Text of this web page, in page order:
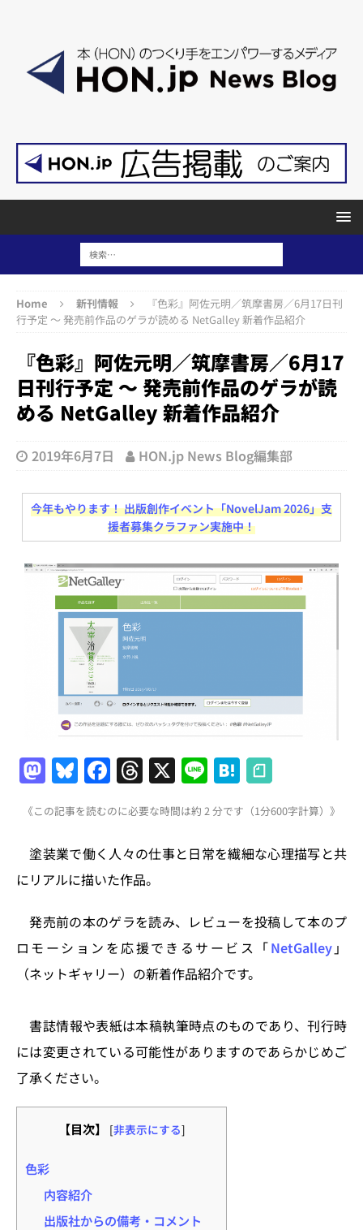
Home 新刊情報
『色彩』阿佐元明／筑摩書房／6月17日刊
行予定 ～ 発売前作品のゲラが読める NetGalley 新着作品紹介
『色彩』阿佐元明／筑摩書房／6月17
日刊行予定 ～ 発売前作品のゲラが読
める NetGalley 新着作品紹介
2019年6月7日 HON.jp News Blog編集部
今年もやります！ 出版創作イベント「NovelJam 2026」支
援者募集クラファン実施中！
M
a
st
o
d
n
Bl
u
e
s
k
F
a
c
e
b
o
k
T
h
re
a
d
X Li
n
e
H
at
e
n
《この記事を読むのに必要な時間は約 2 分です（1分600字計算）》
塗装業で働く人々の仕事と日常を繊細な心理描写と共
にリアルに描いた作品。
発売前の本のゲラを読み、レビューを投稿して本のプ
ロモーションを応援できるサービス「NetGalley」
（ネットギャリー）の新着作品紹介です。
書誌情報や表紙は本稿執筆時点のものであり、刊行時
には変更されている可能性がありますのであらかじめご
了承ください。
【目次】 [非表示にする]
色彩
内容紹介
出版社からの備考・コメント